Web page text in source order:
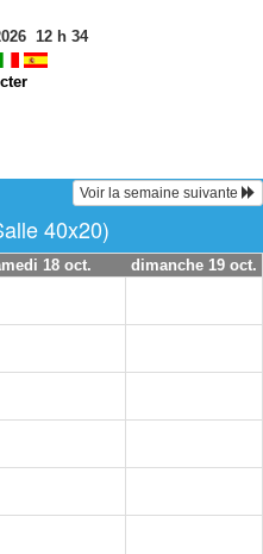
12h 34
Voir la semaine suivante
40x20)
18 oct.
dimanche 19 oct.